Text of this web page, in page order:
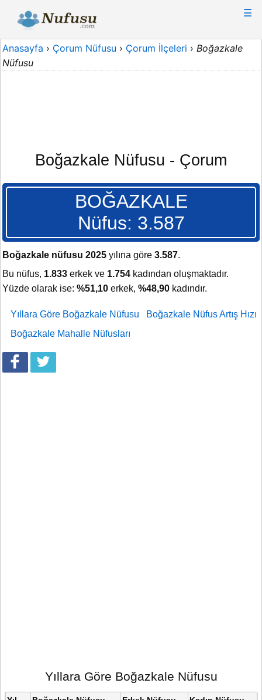
☰
Anasayfa › Çorum Nüfusu › Çorum İlçeleri › Boğazkale
Nüfusu
Boğazkale Nüfusu - Çorum
BOĞAZKALE
Nüfus: 3.587
Boğazkale nüfusu 2025 yılına göre 3.587.
Bu nüfus, 1.833 erkek ve 1.754 kadından oluşmaktadır.
Yüzde olarak ise: %51,10 erkek, %48,90 kadındır.
Yıllara Göre Boğazkale Nüfusu
Boğazkale Nüfus Artış Hızı
Boğazkale Mahalle Nüfusları
Yıllara Göre Boğazkale Nüfusu